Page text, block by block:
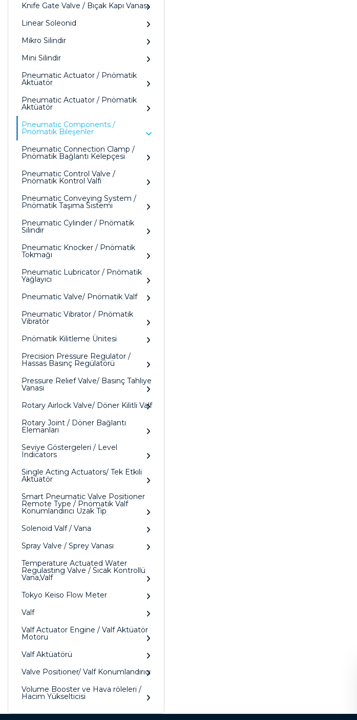
Knife Gate Valve / Bıçak Kapı Vanası
Linear Soleonid
Mikro Silindir
Mini Silindir
Pneumatic Actuator / Pnömatik
Aktüatör
Pneumatic Actuator / Pnömatik
Aktüatör
Pneumatic Components /
Pnömatik Bileşenler
Pneumatic Connection Clamp /
Pnömatik Bağlantı Kelepçesi
Pneumatic Control Valve /
Pnömatik Kontrol Valfi
Pneumatic Conveying System /
Pnömatik Taşıma Sistemi
Pneumatic Cylinder / Pnömatik
Silindir
Pneumatic Knocker / Pnömatik
Tokmağı
Pneumatic Lubricator / Pnömatik
Yağlayıcı
Pneumatic Valve/ Pnömatik Valf
Pneumatic Vibrator / Pnömatik
Vibratör
Pnömatik Kilitleme Ünitesi
Precision Pressure Regulator /
Hassas Basınç Regülatörü
Pressure Relief Valve/ Basınç Tahliye
Vanası
Rotary Airlock Valve/ Döner Kilitli Valf
Rotary Joint / Döner Bağlantı
Elemanları
Seviye Göstergeleri / Level
Indicators
Single Acting Actuators/ Tek Etkili
Aktüatör
Smart Pneumatic Valve Positioner
Remote Type / Pnömatik Valf
Konumlandırıcı Uzak Tip
Solenoid Valf / Vana
Spray Valve / Sprey Vanası
Temperature Actuated Water
Regulasting Valve / Sıcak Kontrollü
Vana,Valf
Tokyo Keiso Flow Meter
Valf
Valf Actuator Engine / Valf Aktüatör
Motoru
Valf Aktüatörü
Valve Positioner/ Valf Konumlandırıcı
Volume Booster ve Hava röleleri /
Hacim Yükselticisi